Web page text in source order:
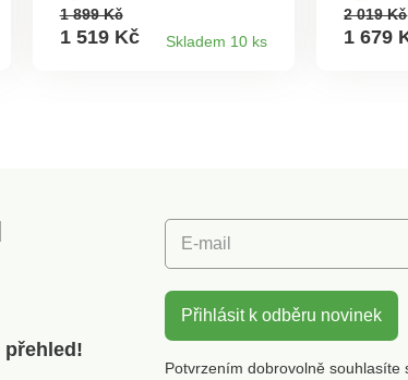
se stupnicí. S časovačem.
Snadno čitelný displej.
1 899 Kč
1 519 Kč Skladem 10 ks
S
funkcí
2 019 Kč
1 679
přehled!
E-mail
Přihlásit k odběru novinek
Potvrzením dobrovolně